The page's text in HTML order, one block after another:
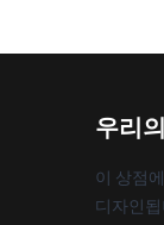
우리
이 상점
디자인